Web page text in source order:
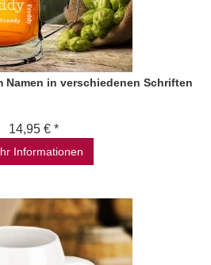
Namen in verschiedenen Schriften
14,95 € *
Informationen